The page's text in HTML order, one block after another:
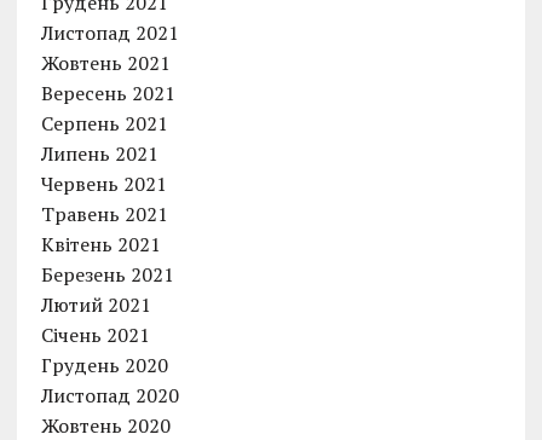
Листопад 2021
Жовтень 2021
Вересень 2021
Серпень 2021
Липень 2021
Червень 2021
Травень 2021
Квітень 2021
Березень 2021
Лютий 2021
Січень 2021
Грудень 2020
Листопад 2020
Жовтень 2020